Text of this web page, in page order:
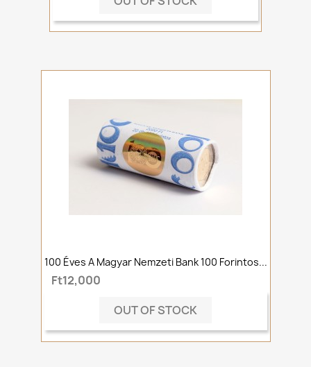
100 Éves A Magyar Nemzeti Bank 100 Forintos...
Ft12,000
OUT OF STOCK